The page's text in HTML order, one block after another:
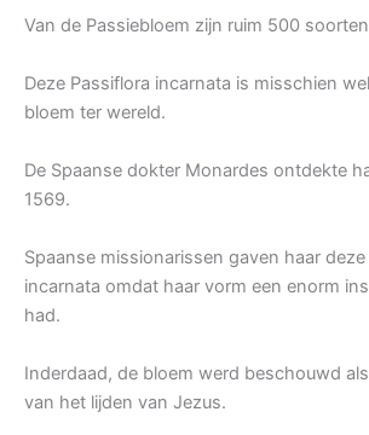
Van de Passiebloem zijn ruim 500
Deze Passiflora incarnata is misschien
bloem ter wereld.
De Spaanse dokter Monardes ontdekte
1569.
Spaanse missionarissen gaven haar
incarnata omdat haar vorm een enorm
had.
Inderdaad, de bloem werd beschouwd
van het lijden van Jezus.